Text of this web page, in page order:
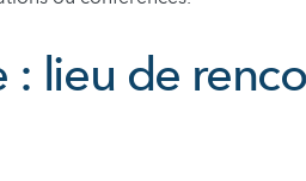
: lieu de